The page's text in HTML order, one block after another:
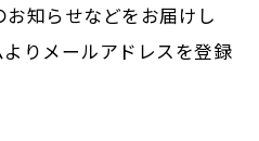
知らせなどをお届けし
りメールアドレスを登録